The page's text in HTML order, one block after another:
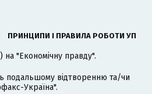
ПРИНЦИПИ І ПРАВИЛА РОБОТИ УП
на "Економічну правду".
подальшому відтворенню та/чи
Україна".